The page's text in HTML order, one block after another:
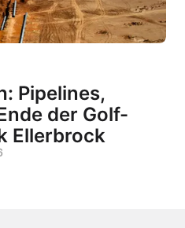
Pipelines,
der Golf-
Ellerbrock